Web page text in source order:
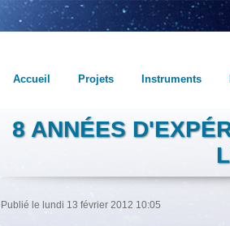
Accueil Projets Instruments
8 ANNÉES
Publié le lundi 13 février 2012 10:05